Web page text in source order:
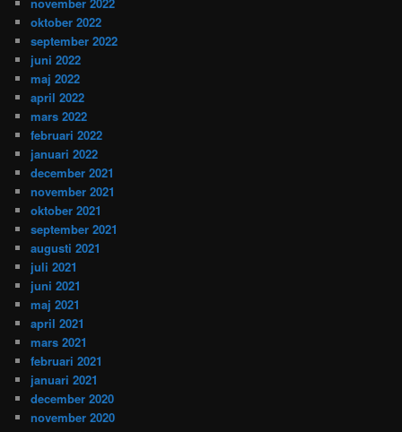
oktober 2022
september 2022
juni 2022
maj 2022
april 2022
mars 2022
februari 2022
januari 2022
december 2021
november 2021
oktober 2021
september 2021
augusti 2021
juli 2021
juni 2021
maj 2021
april 2021
mars 2021
februari 2021
januari 2021
december 2020
november 2020